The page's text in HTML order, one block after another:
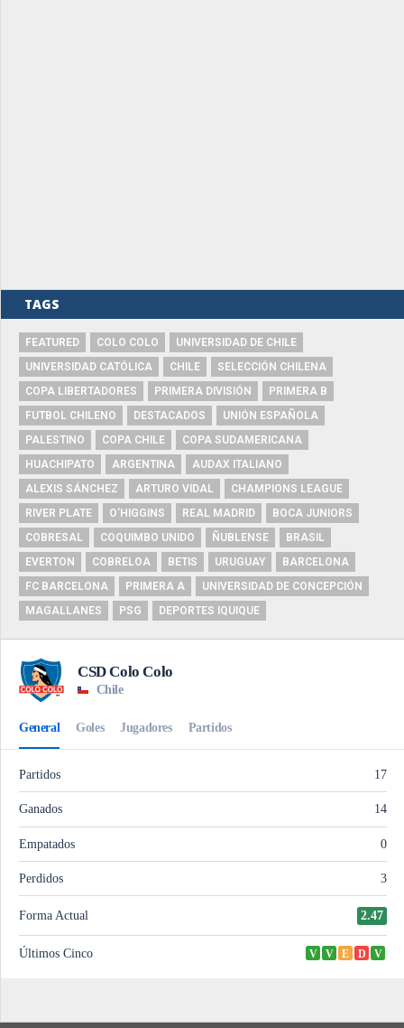
TAGS
FEATURED COLO COLO
UNIVERSIDAD DE CHILE
UNIVERSIDAD CATÓLICA
CHILE
SELECCIÓN CHILENA
COPA LIBERTADORES
PRIMERA DIVISIÓN
PRIMERA B
FUTBOL CHILENO
DESTACADOS
UNIÓN ESPAÑOLA
PALESTINO
COPA CHILE
COPA SUDAMERICANA
HUACHIPATO
ARGENTINA
AUDAX ITALIANO
ALEXIS SÁNCHEZ
ARTURO VIDAL
CHAMPIONS LEAGUE
RIVER PLATE
O'HIGGINS REAL MADRID
BOCA JUNIORS
COBRESAL
COQUIMBO UNIDO ÑUBLENSE
BRASIL
EVERTON
COBRELOA BETIS URUGUAY
BARCELONA
FC BARCELONA
PRIMERA A
UNIVERSIDAD DE CONCEPCIÓN
MAGALLANES
PSG DEPORTES IQUIQUE